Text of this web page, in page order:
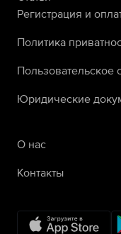
Регистрация и
Политика
Пользовательское
Юридические
О нас
Контакты